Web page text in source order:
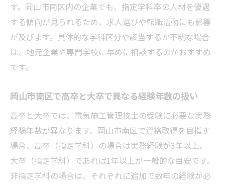
す。岡山市南区内の企業でも、指定学科卒の人材を優遇
する傾向が見られるため、求人選びや転職活動にも影響
が及びます。具体的な学科区分や該当するか不明な場合
は、地元企業や専門学校に早めに相談するのがおすすめ
です。
岡山市南区で高卒と大卒で異なる経験年数の扱い
高卒と大卒では、電気施工管理技士の受験に必要な実務
経験年数が異なります。岡山市南区で資格取得を目指す
場合、高卒（指定学科）の場合は実務経験が3年以上、
大卒（指定学科）であれば1年以上が一般的な目安です。
非指定学科の場合は、それぞれに追加で数年の経験が必